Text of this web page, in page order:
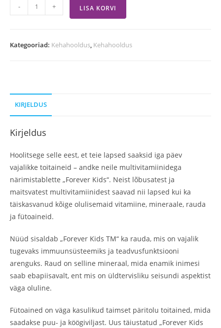
- + LISA KORVI
Kategooriad: Kehahooldus, Kehahooldus
KIRJELDUS
Kirjeldus
Hoolitsege selle eest, et teie lapsed saaksid iga päev
vajalikke toitaineid – andke neile multivitamiinidega
närimistablette „Forever Kids“. Neist lõbusatest ja
maitsvatest multivitamiinidest saavad nii lapsed kui ka
täiskasvanud kõige olulisemaid vitamiine, mineraale, rauda
ja fütoaineid.
Nüüd sisaldab „Forever Kids TM“ ka rauda, mis on vajalik
tugevaks immuunsüsteemiks ja teadvusfunktsiooni
arenguks. Raud on selline mineraal, mida enamik inimesi
saab ebapiisavalt, ent mis on üldtervisliku seisundi aspektist
väga oluline.
Fütoained on väga kasulikud taimset päritolu toitained, mida
saadakse puu- ja köögiviljast. Uus täiustatud „Forever Kids